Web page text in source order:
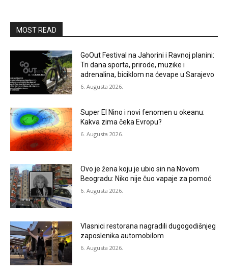
MOST READ
GoOut Festival na Jahorini i Ravnoj planini:
Tri dana sporta, prirode, muzike i
adrenalina, biciklom na ćevape u Sarajevo
6. Augusta 2026.
Super El Nino i novi fenomen u okeanu:
Kakva zima čeka Evropu?
6. Augusta 2026.
Ovo je žena koju je ubio sin na Novom
Beogradu: Niko nije čuo vapaje za pomoć
6. Augusta 2026.
Vlasnici restorana nagradili dugogodišnjeg
zaposlenika automobilom
6. Augusta 2026.